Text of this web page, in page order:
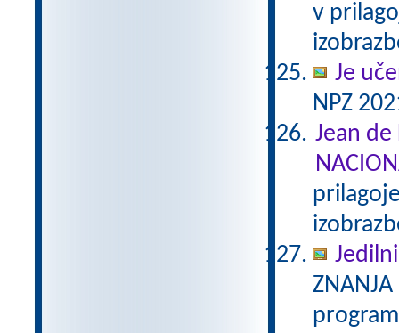
v
Je
NPZ
Jean